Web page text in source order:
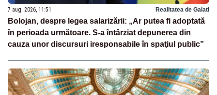
7 aug. 2026, 11:51 Realitatea de Galati
Bolojan, despre legea salarizării: „Ar putea fi adoptată
în perioada următoare. S-a întârziat depunerea din
cauza unor discursuri iresponsabile în spaţiul public”